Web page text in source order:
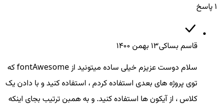
1 پاسخ
قاسم بساکی13 بهمن ۱۴۰۰
سلام دوست عزیزم خیلی ساده میتونید از fontAwesome که
توی پروژه های بعدی استفاده کردم ، استفاده کنید و با دادن یک
کلاس ، از آیکون ها استفاده کنید. و به همبن ترتیب بجای اینکه